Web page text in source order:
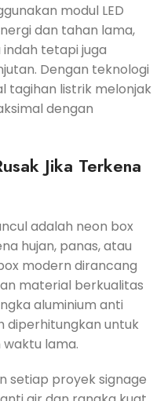
modul LED
dan tahan lama,
tetapi juga
Dengan teknologi
tagihan listrik melonjak
dengan
Jika Terkena
adalah neon box
hujan, panas, atau
modern dirancang
material berkualitas
aluminium anti
diperhitungkan untuk
lama.
setiap proyek signage